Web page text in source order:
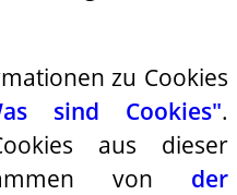
zu Cookies
sind Cookies".
aus dieser
von der